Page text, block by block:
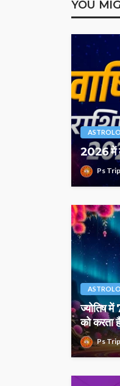
YOU
2026 में
Ps
ज्योतिष
को करता
Ps